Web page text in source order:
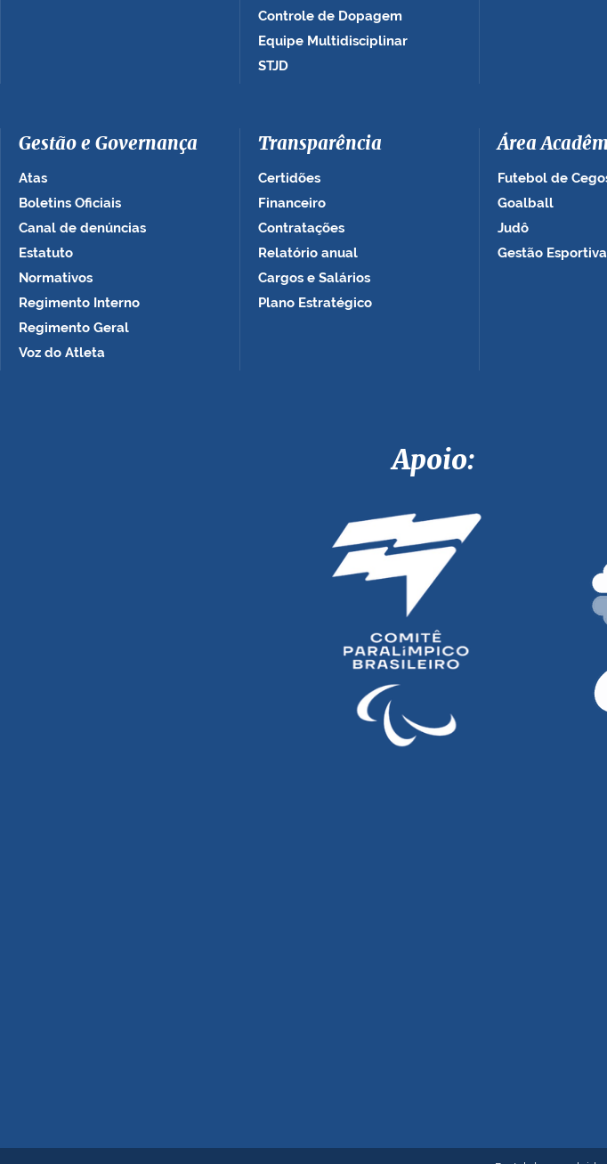
Controle de Dopagem
Equipe Multidisciplinar
STJD
Gestão e Governança
Atas
Boletins Oficiais
Canal de denúncias
Estatuto
Normativos
Regimento Interno
Regimento Geral
Voz do Atleta
Transparência
Certidões
Financeiro
Contratações
Relatório anual
Cargos e Salários
Plano Estratégico
Área
Futebol de
Goalball
Judô
Gestão Esportiva
Apoio: